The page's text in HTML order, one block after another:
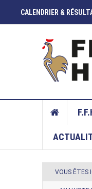
CALENDRIER &
VOUS ÊTES